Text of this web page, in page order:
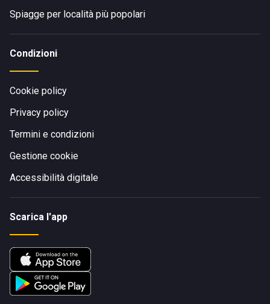
Spiagge per località più popolari
Condizioni
Cookie policy
Privacy policy
Termini e condizioni
Gestione cookie
Accessibilità digitale
Scarica l'app